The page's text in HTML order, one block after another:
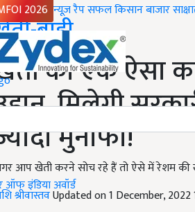
2026 न्यूज़ रैपसफल किसानबाजार
ऑफ इंडिया अवॉर्ड
बाड़ी
का एक ऐसा
मिलेगी
मुनाफा!
आप खेती करने सोच रहे हैं तो ऐसे में रेशम की
श्रीवास्तवUpdated on 1 December, 2022